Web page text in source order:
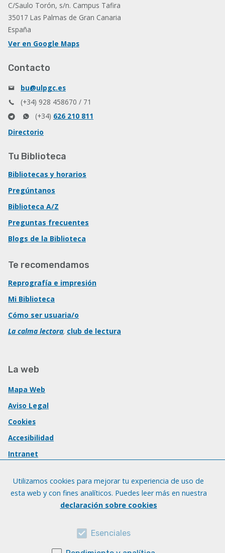
C/Saulo Torón, s/n. Campus Tafira
35017 Las Palmas de Gran Canaria
España
Ver en Google Maps
Contacto
bu@ulpgc.es
(+34) 928 458670 / 71
(+34) 626 210 811
Directorio
Tu Biblioteca
Bibliotecas y horarios
Pregúntanos
Biblioteca A/Z
Preguntas frecuentes
Blogs de la Biblioteca
Te recomendamos
Reprografía e impresión
Mi Biblioteca
Cómo ser usuaria/o
La calma lectora, club de lectura
La web
Mapa Web
Aviso Legal
Cookies
Accesibilidad
Intranet
Utilizamos cookies para mejorar tu experiencia de uso de
esta web y con fines analíticos. Puedes leer más en nuestra
declaración sobre cookies
Esenciales